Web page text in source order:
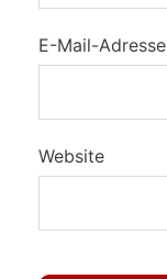
E-Mail-Adresse
Website